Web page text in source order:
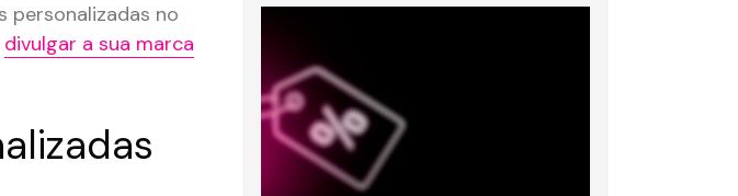
personalizadas no
divulgar a sua marca